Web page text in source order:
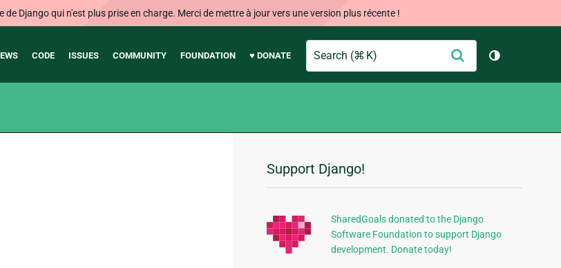
Django qui n'est plus prise en charge. Merci de mettre à jour vers une version plus récente !
CODE ISSUES COMMUNITY FOUNDATION ♥ DONATE
Search Envoyer
Changer
Informations
supplémentaires
Support Django!
SharedGoals donated to the Django
Software Foundation to support Django
development. Donate today!